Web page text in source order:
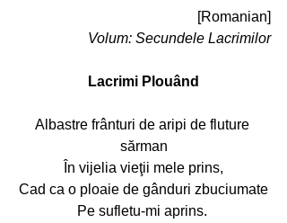
[Romanian]
Volum: Secundele Lacrimilor
Lacrimi Plouând
Albastre frânturi de aripi de fluture
sărman
În vijelia vieţii mele prins,
Cad ca o ploaie de gânduri zbuciumate
Pe sufletu-mi aprins.